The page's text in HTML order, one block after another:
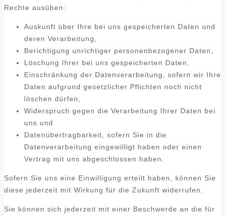
Rechte ausüben:
Auskunft über Ihre bei uns gespeicherten Daten und
deren Verarbeitung,
Berichtigung unrichtiger personenbezogener Daten,
Löschung Ihrer bei uns gespeicherten Daten,
Einschränkung der Datenverarbeitung, sofern wir Ihre
Daten aufgrund gesetzlicher Pflichten noch nicht
löschen dürfen,
Widerspruch gegen die Verarbeitung Ihrer Daten bei
uns und
Datenübertragbarkeit, sofern Sie in die
Datenverarbeitung eingewilligt haben oder einen
Vertrag mit uns abgeschlossen haben.
Sofern Sie uns eine Einwilligung erteilt haben, können Sie
diese jederzeit mit Wirkung für die Zukunft widerrufen.
Sie können sich jederzeit mit einer Beschwerde an die für